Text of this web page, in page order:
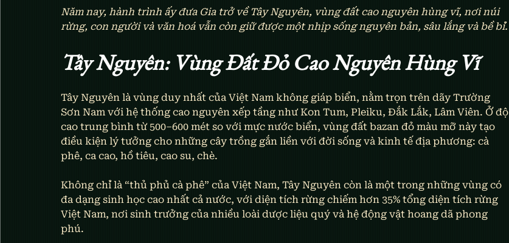
Năm nay, hành trình ấy đưa Gia trở về Tây Nguyên, vùng đất cao nguyên hùng vĩ, nơi núi
rừng, con người và văn hoá vẫn còn giữ được một nhịp sống nguyên bản, sâu lắng và bề bỉ.
Tây Nguyên: Vùng Đất Đỏ Cao Nguyên Hùng Vĩ
Tây Nguyên là vùng duy nhất của Việt Nam không giáp biển, nằm trọn trên dãy Trường
Sơn Nam với hệ thống cao nguyên xếp tầng như Kon Tum, Pleiku, Đắk Lắk, Lâm Viên. Ở độ
cao trung bình từ 500–600 mét so với mực nước biển, vùng đất bazan đỏ màu mỡ này tạo
điều kiện lý tưởng cho những cây trồng gắn liền với đời sống và kinh tế địa phương: cà
phê, ca cao, hồ tiêu, cao su, chè.
Không chỉ là “thủ phủ cà phê” của Việt Nam, Tây Nguyên còn là một trong những vùng có
đa dạng sinh học cao nhất cả nước, với diện tích rừng chiếm hơn 35% tổng diện tích rừng
Việt Nam, nơi sinh trưởng của nhiều loài dược liệu quý và hệ động vật hoang dã phong
phú.